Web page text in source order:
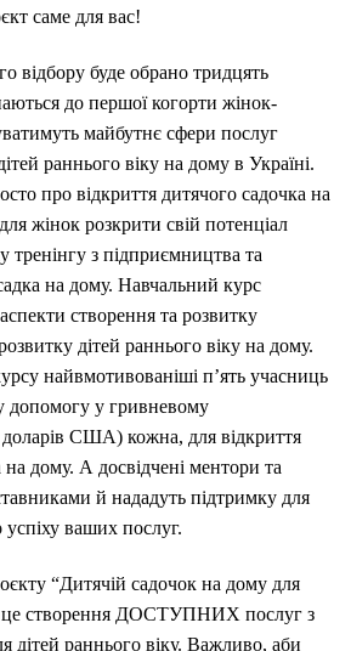
саме для вас!
відбору буде обрано тридцять
до першої когорти жінок-
майбутнє сфери послуг
раннього віку на дому в Україні.
про відкриття дитячого садочка на
жінок розкрити свій потенціал
тренінгу з підприємництва та
на дому. Навчальний курс
створення та розвитку
дітей раннього віку на дому.
найвмотивованіші п’ять учасниць
допомогу у гривневому
доларів США) кожна, для відкриття
на дому. А досвідчені ментори та
й нададуть підтримку для
успіху ваших послуг.
“Дитячій садочок на дому для
це створення ДОСТУПНИХ послуг з
дітей раннього віку. Важливо, аби